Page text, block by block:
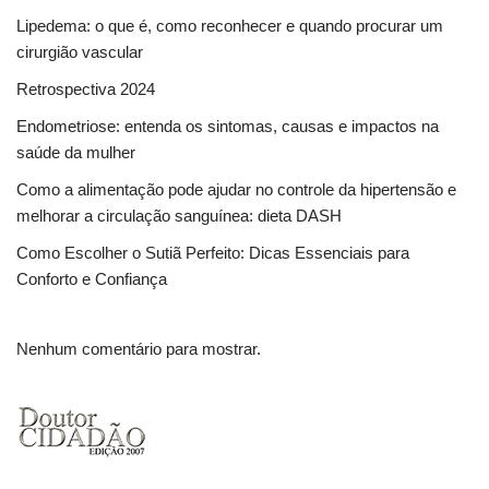
Lipedema: o que é, como reconhecer e quando procurar um
cirurgião vascular
Retrospectiva 2024
Endometriose: entenda os sintomas, causas e impactos na
saúde da mulher
Como a alimentação pode ajudar no controle da hipertensão e
melhorar a circulação sanguínea: dieta DASH
Como Escolher o Sutiã Perfeito: Dicas Essenciais para
Conforto e Confiança
Nenhum comentário para mostrar.